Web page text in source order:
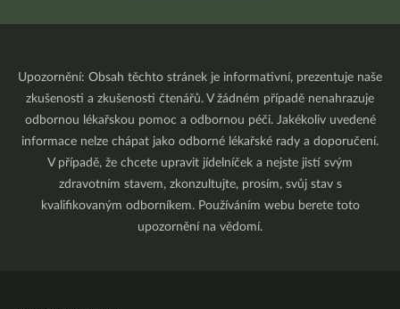
Upozornění: Obsah těchto stránek je informativní, prezentuje naše
zkušenosti a zkušenosti čtenářů. V žádném případě nenahrazuje
odbornou lékařskou pomoc a odbornou péči. Jakékoliv uvedené
informace nelze chápat jako odborné lékařské rady a doporučení.
V případě, že chcete upravit jídelníček a nejste jistí svým
zdravotním stavem, zkonzultujte, prosím, svůj stav s
kvalifikovaným odborníkem. Používáním webu berete toto
upozornění na vědomí.